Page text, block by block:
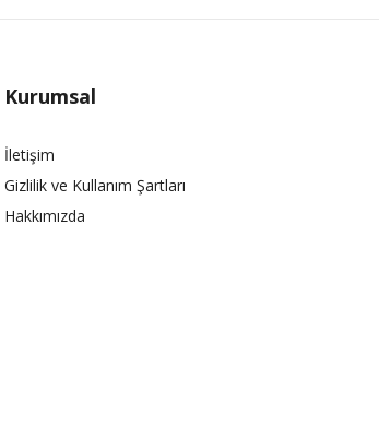
Kurumsal
İletişim
Gizlilik ve Kullanım Şartları
Hakkımızda